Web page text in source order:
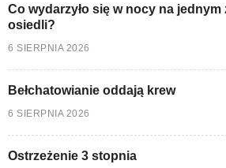
Co wydarzyło się w nocy na jednym
osiedli?
6 SIERPNIA 2026
Bełchatowianie oddają krew
6 SIERPNIA 2026
Ostrzeżenie 3 stopnia